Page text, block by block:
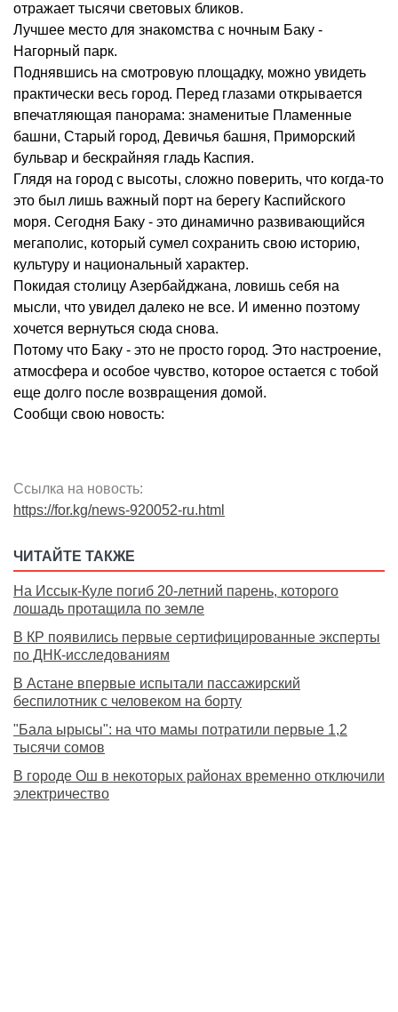
отражает тысячи световых бликов.
Лучшее место для знакомства с ночным Баку -
Нагорный парк.
Поднявшись на смотровую площадку, можно увидеть
практически весь город. Перед глазами открывается
впечатляющая панорама: знаменитые Пламенные
башни, Старый город, Девичья башня, Приморский
бульвар и бескрайняя гладь Каспия.
Глядя на город с высоты, сложно поверить, что когда-то
это был лишь важный порт на берегу Каспийского
моря. Сегодня Баку - это динамично развивающийся
мегаполис, который сумел сохранить свою историю,
культуру и национальный характер.
Покидая столицу Азербайджана, ловишь себя на
мысли, что увидел далеко не все. И именно поэтому
хочется вернуться сюда снова.
Потому что Баку - это не просто город. Это настроение,
атмосфера и особое чувство, которое остается с тобой
еще долго после возвращения домой.
Сообщи свою новость:
Ссылка на новость:
https://for.kg/news-920052-ru.html
ЧИТАЙТЕ ТАКЖЕ
На Иссык-Куле погиб 20-летний парень, которого
лошадь протащила по земле
В КР появились первые сертифицированные эксперты
по ДНК-исследованиям
В Астане впервые испытали пассажирский
беспилотник с человеком на борту
"Бала ырысы": на что мамы потратили первые 1,2
тысячи сомов
В городе Ош в некоторых районах временно отключили
электричество